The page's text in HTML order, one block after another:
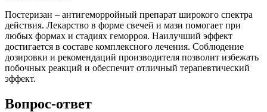
Постеризан – антигеморройный препарат широкого спектра
действия. Лекарство в форме свечей и мази помогает при
любых формах и стадиях геморроя. Наилучший эффект
достигается в составе комплексного лечения. Соблюдение
дозировки и рекомендаций производителя позволит избежать
побочных реакций и обеспечит отличный терапевтический
эффект.
Вопрос-ответ